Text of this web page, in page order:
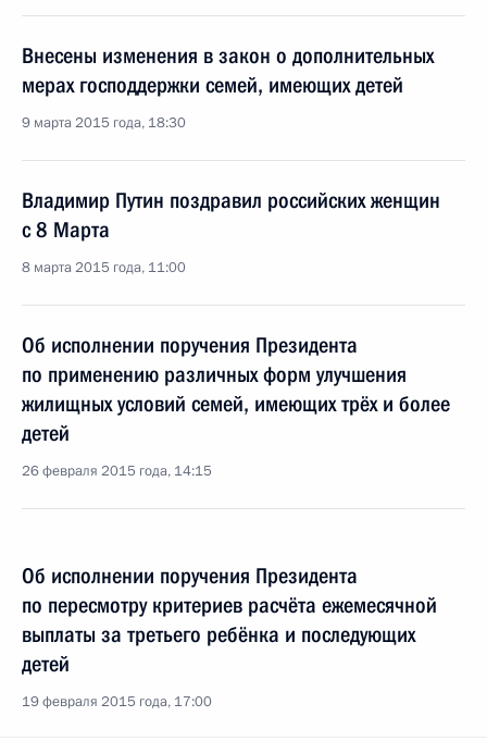
Внесены изменения в закон о дополнительных
мерах господдержки семей, имеющих детей
9 марта 2015 года, 18:30
Владимир Путин поздравил российских женщин
с 8 Марта
8 марта 2015 года, 11:00
Об исполнении поручения Президента
по применению различных форм улучшения
жилищных условий семей, имеющих трёх и более
детей
26 февраля 2015 года, 14:15
Об исполнении поручения Президента
по пересмотру критериев расчёта ежемесячной
выплаты за третьего ребёнка и последующих
детей
19 февраля 2015 года, 17:00